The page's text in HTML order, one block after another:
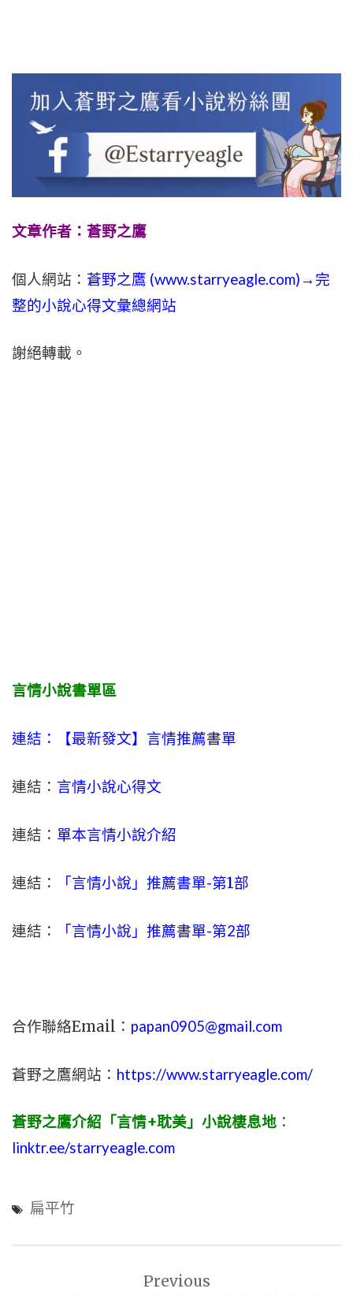
文章作者：蒼野之鷹
個人網站： 蒼野之鷹 (www.starryeagle.com)→完
整的小說心得文彙總網站
謝絕轉載。
言情小說書單區
連結：【最新發文】 言情推薦書單
連結： 言情小說心得文
連結： 單本言情小說介紹
連結： 「言情小說」推薦書單-第1部
連結： 「言情小說」推薦書單-第2部
合作聯絡Email： papan0905@gmail.com
蒼野之鷹網站： https://www.starryeagle.com/
蒼野之鷹介紹「言情+耽美」小說棲息地 ：
linktr.ee/starryeagle.com
扁平竹
Previous